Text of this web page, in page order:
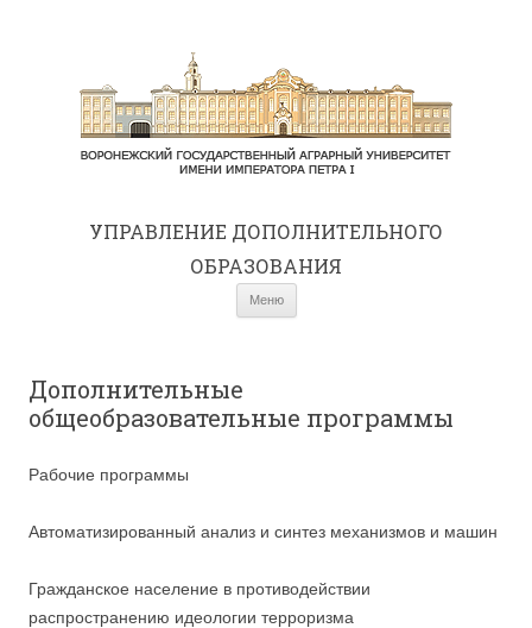
УПРАВЛЕНИЕ ДОПОЛНИТЕЛЬНОГО
ОБРАЗОВАНИЯ
Меню
Дополнительные
общеобразовательные программы
Рабочие программы
Автоматизированный анализ и синтез механизмов и машин
Гражданское население в противодействии
распространению идеологии терроризма